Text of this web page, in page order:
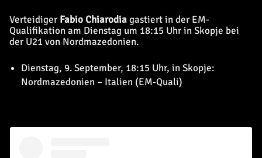
Verteidiger Fabio Chiarodiagastiert in der EM-
Qualifikation am Dienstag um 18:15 Uhr in Skopje bei
der U21 von Nordmazedonien.
Dienstag, 9. September, 18:15 Uhr, in Skopje:
Nordmazedonien – Italien (EM-Quali)